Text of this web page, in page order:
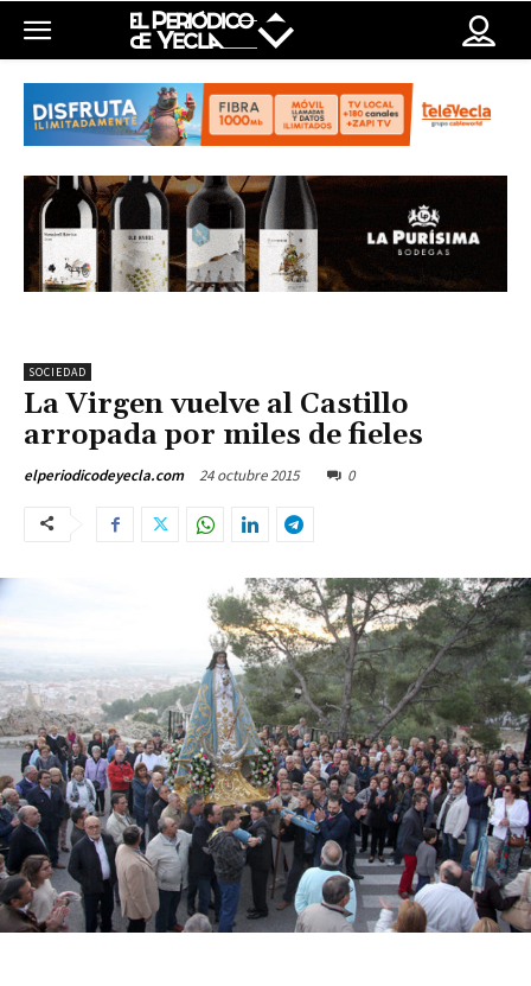
SOCIEDAD
La Virgen vuelve al Castillo
arropada por miles de fieles
elperiodicodeyecla.com 24 octubre 2015 0